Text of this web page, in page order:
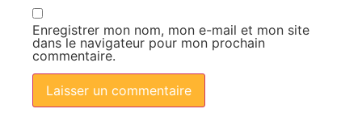
Enregistrer mon nom, mon e-mail et mon site
dans le navigateur pour mon prochain
commentaire.